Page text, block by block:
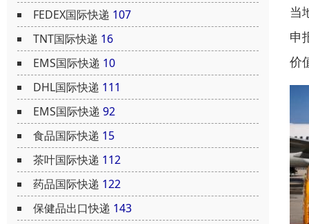
FEDEX国际快递 107
TNT国际快递 16
EMS国际快递 10
DHL国际快递 111
EMS国际快递 92
食品国际快递 15
茶叶国际快递 112
药品国际快递 122
保健品出口快递 143
当
申
价